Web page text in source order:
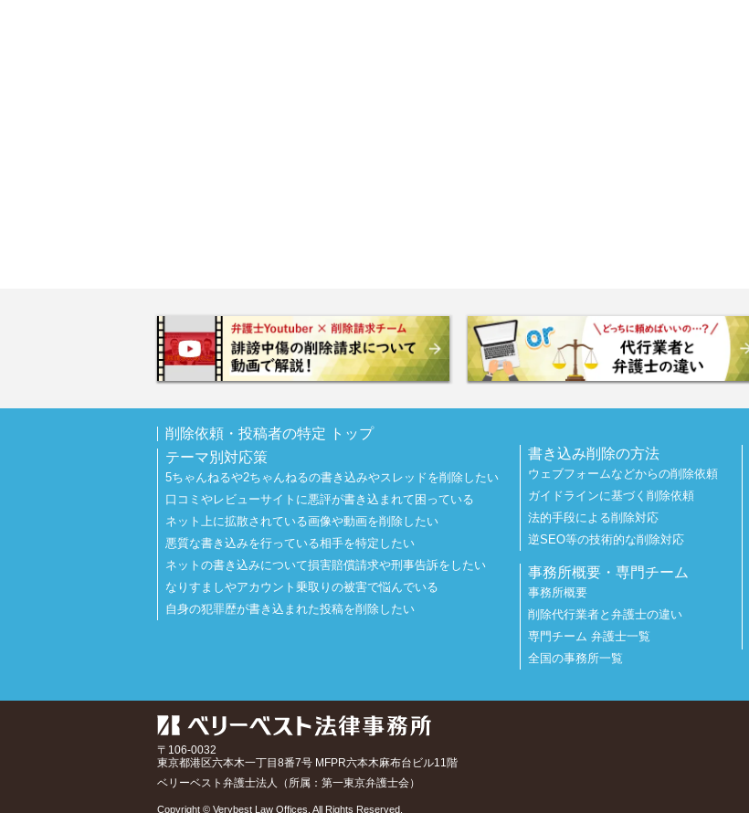
削除依頼・投稿者の特定 トップ
テーマ別対応策
5ちゃんねるや2ちゃんねるの書き込みやスレッドを削除したい
口コミやレビューサイトに悪評が書き込まれて困っている
ネット上に拡散されている画像や動画を削除したい
悪質な書き込みを行っている相手を特定したい
ネットの書き込みについて損害賠償請求や刑事告訴をしたい
なりすましやアカウント乗取りの被害で悩んでいる
自身の犯罪歴が書き込まれた投稿を削除したい
書き込み削除の方法
ウェブフォームなどからの削除依頼
ガイドラインに基づく削除依頼
法的手段による削除対応
逆SEO等の技術的な削除対応
事務所概要・専門チーム
事務所概要
削除代行業者と弁護士の違い
専門チーム 弁護士一覧
全国の事務所一覧
〒106-0032
東京都港区六本木一丁目8番7号 MFPR六本木麻布台ビル11階
ベリーベスト弁護士法人（所属：第一東京弁護士会）
Copyright © Verybest Law Offices. All Rights Reserved.